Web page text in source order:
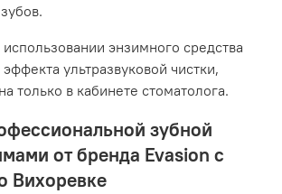
энзимного средства
ультразвуковой чистки,
только в кабинете стоматолога.
зубной
от бренда Evasion с
Вихоревке